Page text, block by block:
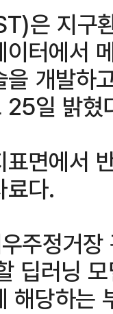
은 지구
터에서
개발하
25일 밝혔
면에서
료다.
주정거
딥러닝
해당하는